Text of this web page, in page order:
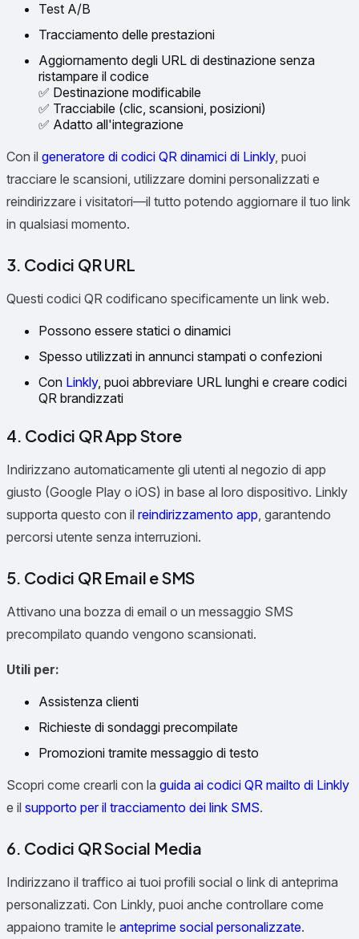
Test A/B
Tracciamento delle prestazioni
Aggiornamento degli URL di destinazione senza
ristampare il codice
✅ Destinazione modificabile
✅ Tracciabile (clic, scansioni, posizioni)
✅ Adatto all'integrazione
Con il generatore di codici QR dinamici di Linkly, puoi
tracciare le scansioni, utilizzare domini personalizzati e
reindirizzare i visitatori—il tutto potendo aggiornare il tuo link
in qualsiasi momento.
3. Codici QR URL
Questi codici QR codificano specificamente un link web.
Possono essere statici o dinamici
Spesso utilizzati in annunci stampati o confezioni
Con Linkly, puoi abbreviare URL lunghi e creare codici
QR brandizzati
4. Codici QR App Store
Indirizzano automaticamente gli utenti al negozio di app
giusto (Google Play o iOS) in base al loro dispositivo. Linkly
supporta questo con il reindirizzamento app, garantendo
percorsi utente senza interruzioni.
5. Codici QR Email e SMS
Attivano una bozza di email o un messaggio SMS
precompilato quando vengono scansionati.
Utili per:
Assistenza clienti
Richieste di sondaggi precompilate
Promozioni tramite messaggio di testo
Scopri come crearli con la guida ai codici QR mailto di Linkly
e il supporto per il tracciamento dei link SMS.
6. Codici QR Social Media
Indirizzano il traffico ai tuoi profili social o link di anteprima
personalizzati. Con Linkly, puoi anche controllare come
appaiono tramite le anteprime social personalizzate.